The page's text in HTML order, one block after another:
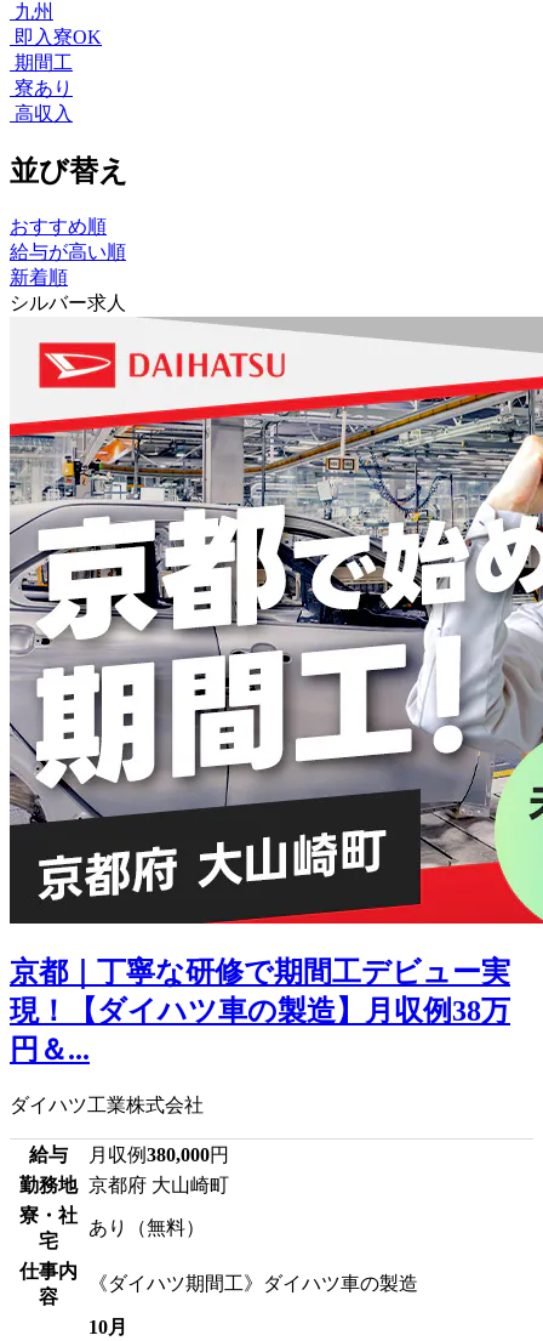
九州
即入寮OK
期間工
寮あり
高収入
並び替え
おすすめ順
給与が高い順
新着順
シルバー求人
京都｜丁寧な研修で期間工デビュー実
現！【ダイハツ車の製造】月収例38万
円＆...
ダイハツ工業株式会社
給与 月収例380,000円
勤務地 京都府 大山崎町
寮・社
宅
あり（無料）
仕事内
容
《ダイハツ期間工》ダイハツ車の製造
10月